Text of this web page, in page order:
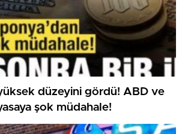
düzeyini gördü! ABD ve
şok müdahale!